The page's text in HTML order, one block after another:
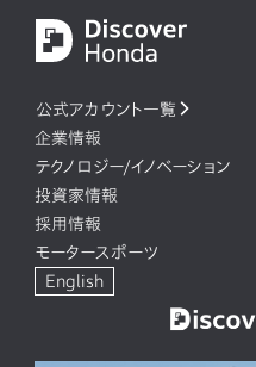
公式アカウント一覧
企業情報
テクノロジー/イノベーション
投資家情報
採用情報
モータースポーツ
English